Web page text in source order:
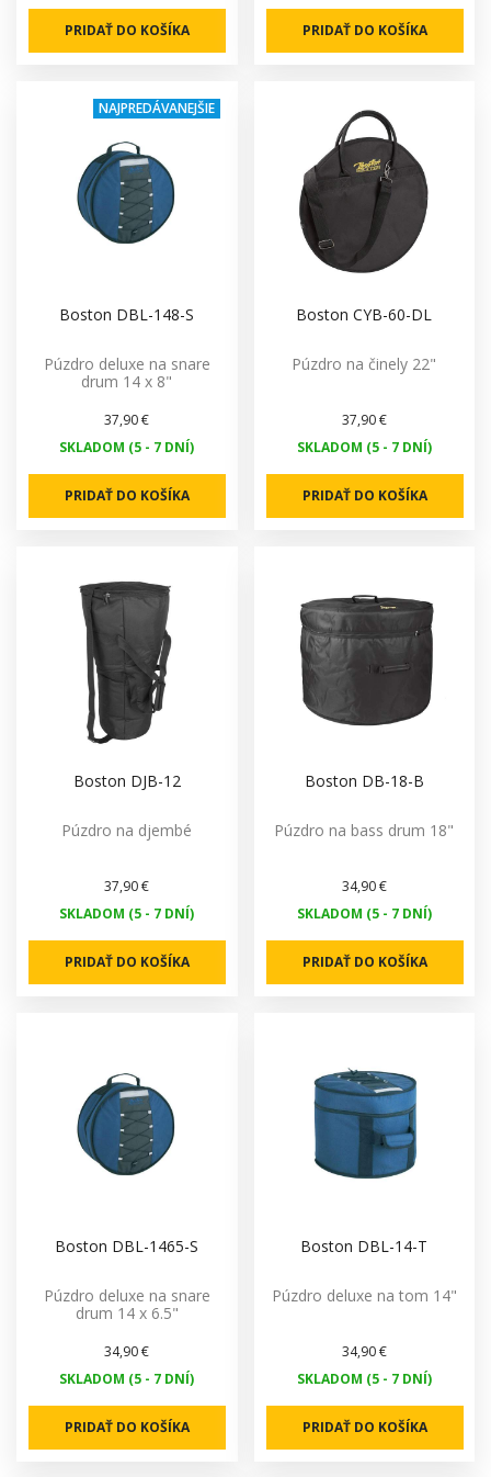
PRIDAŤ DO KOŠÍKA PRIDAŤ DO KOŠÍKA
NAJPREDÁVANEJŠIE
Boston DBL-148-S
Púzdro deluxe na snare
drum 14 x 8"
37,90 €
SKLADOM (5 - 7 DNÍ)
PRIDAŤ DO KOŠÍKA
Boston CYB-60-DL
Púzdro na činely 22"
37,90 €
SKLADOM (5 - 7 DNÍ)
PRIDAŤ DO KOŠÍKA
Boston DJB-12
Púzdro na djembé
37,90 €
SKLADOM (5 - 7 DNÍ)
PRIDAŤ DO KOŠÍKA
Boston DB-18-B
Púzdro na bass drum 18"
34,90 €
SKLADOM (5 - 7 DNÍ)
PRIDAŤ DO KOŠÍKA
Boston DBL-1465-S
Púzdro deluxe na snare
drum 14 x 6.5"
34,90 €
SKLADOM (5 - 7 DNÍ)
PRIDAŤ DO KOŠÍKA
Boston DBL-14-T
Púzdro deluxe na tom 14"
34,90 €
SKLADOM (5 - 7 DNÍ)
PRIDAŤ DO KOŠÍKA